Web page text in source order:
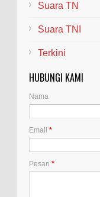
Suara TN
Suara TNI
Terkini
HUBUNGI KAMI
Nama
Email *
Pesan *